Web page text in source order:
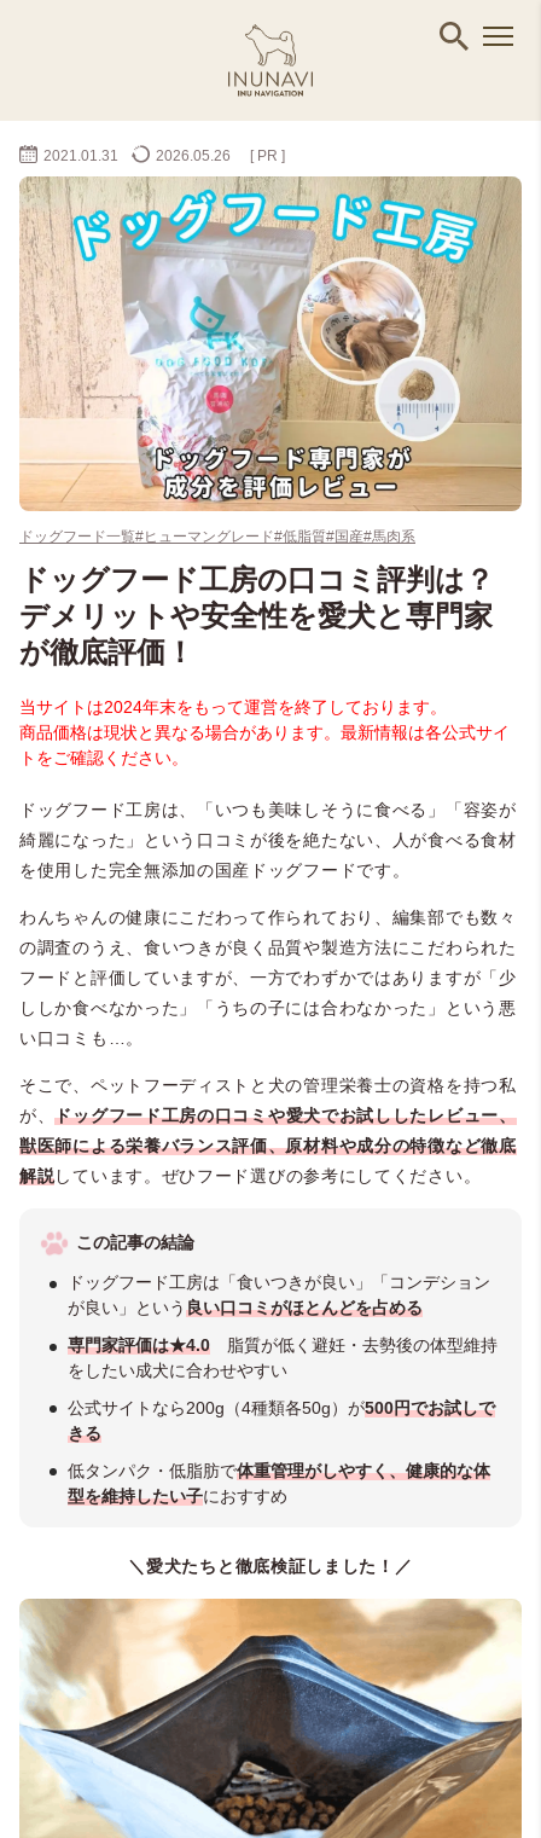
2021.01.31 2026.05.26 [ PR ]
ドッグフード一覧#ヒューマングレード#低脂質#国産#馬肉系
ドッグフード工房の口コミ評判は？
デメリットや安全性を愛犬と専門家
が徹底評価！
当サイトは2024年末をもって運営を終了しております。
商品価格は現状と異なる場合があります。最新情報は各公式サイ
トをご確認ください。
ドッグフード工房は、「いつも美味しそうに食べる」「容姿が
綺麗になった」という口コミが後を絶たない、人が食べる食材
を使用した完全無添加の国産ドッグフードです。
わんちゃんの健康にこだわって作られており、編集部でも数々
の調査のうえ、食いつきが良く品質や製造方法にこだわられた
フードと評価していますが、一方でわずかではありますが「少
ししか食べなかった」「うちの子には合わなかった」という悪
い口コミも…。
そこで、ペットフーディストと犬の管理栄養士の資格を持つ私
が、ドッグフード工房の口コミや愛犬でお試ししたレビュー、
獣医師による栄養バランス評価、原材料や成分の特徴など徹底
解説しています。ぜひフード選びの参考にしてください。
この記事の結論
ドッグフード工房は「食いつきが良い」「コンデション
が良い」という良い口コミがほとんどを占める
専門家評価は★4.0 脂質が低く避妊・去勢後の体型維持
をしたい成犬に合わせやすい
公式サイトなら200g（4種類各50g）が500円でお試しで
きる
低タンパク・低脂肪で体重管理がしやすく、健康的な体
型を維持したい子におすすめ
＼愛犬たちと徹底検証しました！／